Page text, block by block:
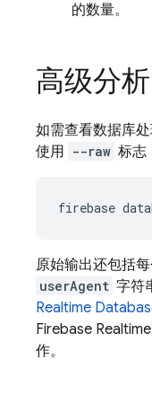
的数量。
高级分析
如需查看数据库
使用 --raw 标志
firebase
原始输出还包括
userAgent 字符
Realtime
Firebase
作。